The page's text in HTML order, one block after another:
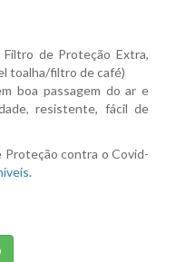
de Proteção Extra,
toalha/filtro de café)
boa passagem do ar e
resistente, fácil de
Proteção contra o Covid-